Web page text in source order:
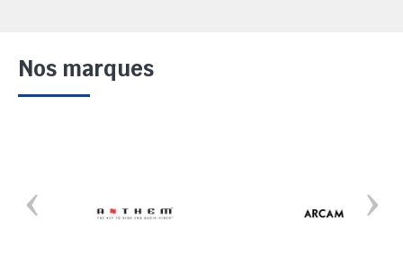
Nos marques